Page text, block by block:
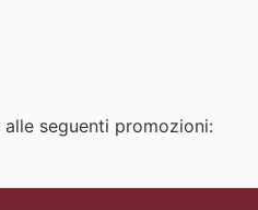
seguenti promozioni: